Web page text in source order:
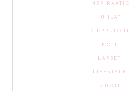
INSPIRAATIO
JUHLAT
KIRPPUTORI
KOTI
LAPSET
LIFESTYLE
MUOTI